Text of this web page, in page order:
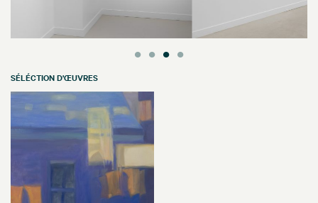
SÉLÉCTION D'ŒUVRES